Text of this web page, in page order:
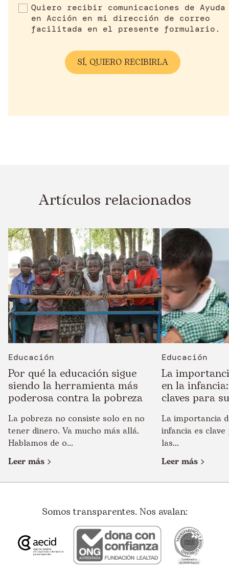
Quiero recibir comunicaciones de Ayuda
en Acción en mi dirección de correo
facilitada en el presente formulario.
Artículos relacionados
Educación
Por qué la educación sigue
siendo la herramienta más
poderosa contra la pobreza
La pobreza no consiste solo en no
tener dinero. Va mucho más allá.
Hablamos de o...
Leer más
Educación
La
en la
claves para
La importancia
infancia es
las...
Leer más
Somos transparentes. Nos avalan: